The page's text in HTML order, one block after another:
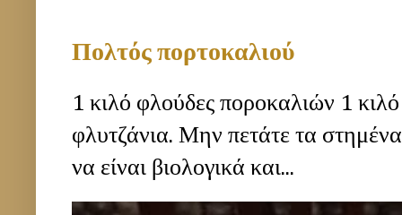
Πολτός πορτοκαλιού
1 κιλό φλούδες ποροκαλιών 1
φλυτζάνια. Μην πετάτε τα
να είναι βιολογικά και...